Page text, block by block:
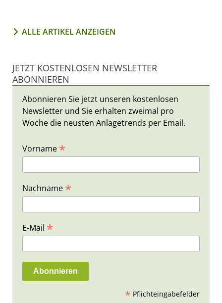
ALLE ARTIKEL ANZEIGEN
JETZT KOSTENLOSEN NEWSLETTER
ABONNIEREN
Abonnieren Sie jetzt unseren kostenlosen
Newsletter und Sie erhalten zweimal pro
Woche die neusten Anlagetrends per Email.
Vorname *
Nachname *
E-Mail *
* Pflichteingabefelder